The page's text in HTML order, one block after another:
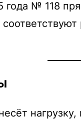
года № 118
нагрузку,